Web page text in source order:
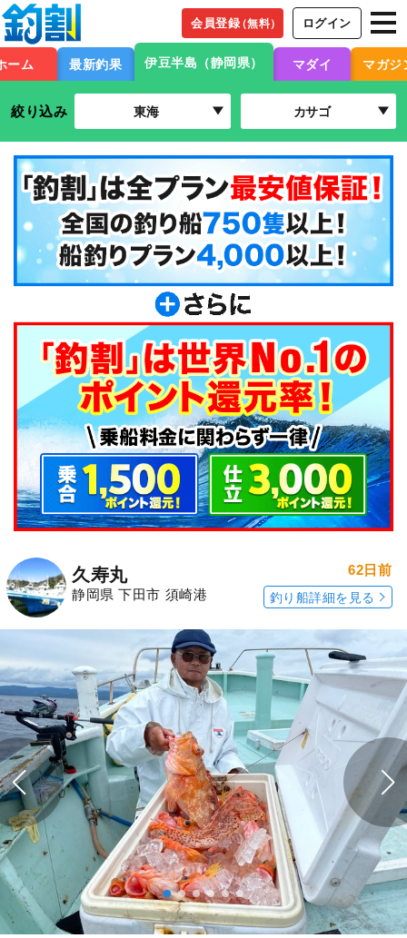
会員登録（無料） ログイン
ーム 最新釣果 伊豆半島（静岡県） マダイ マガジ
絞り込み 東海 カサゴ
久寿丸
静岡県 下田市 須崎港
62日前
釣り船詳細を見る